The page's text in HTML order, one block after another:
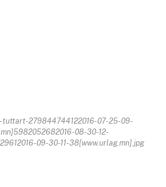
tuttart-279844744122016-07-25-09-
08-30-12-
09-30-11-38[www.urlag.mn].jpg